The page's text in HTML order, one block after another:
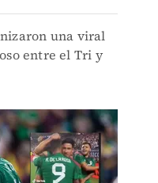
una viral
entre el Tri y